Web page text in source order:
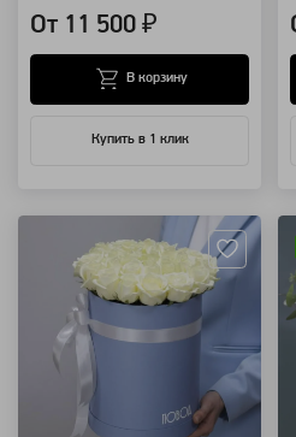
От 11 500 ₽
Купить в 1 клик
В корзину